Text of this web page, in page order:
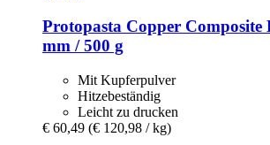
Protopasta Copper
mm / 500 g
Mit Kupferpulver
Hitzebeständig
Leicht zu drucken
€ 60,49 (€ 120,98 / kg)